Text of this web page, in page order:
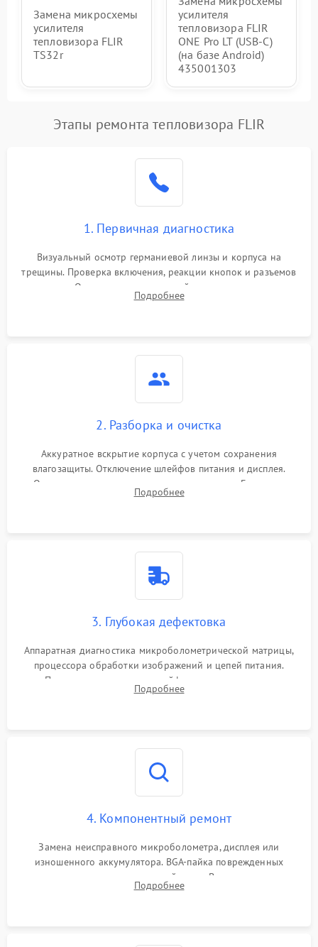
Замена микросхемы
усилителя
тепловизора FLIR
TS32r
усилителя
тепловизора FLIR
ONE Pro LT (USB-C)
(на базе Android)
435001303
Этапы ремонта тепловизора FLIR
1. Первичная диагностика
Визуальный осмотр германиевой линзы и корпуса на
трещины. Проверка включения, реакции кнопок и разъемов
зарядки. Оценка вывода тепловой сигнатуры на экран,
проверка базовых функций и считывание системных
Подробнее
2. Разборка и очистка
Аккуратное вскрытие корпуса с учетом сохранения
влагозащиты. Отключение шлейфов питания и дисплея.
Очистка внутренних плат от окислов и пыли. Бережная
обработка германиевого объектива специализированными
Подробнее
3. Глубокая дефектовка
Аппаратная диагностика микроболометрической матрицы,
процессора обработки изображений и цепей питания.
Проверка целостности шлейфов, модуля памяти и
интерфейсов связи. Выявление сгоревших SMD-компонентов
Подробнее
4. Компонентный ремонт
Замена неисправного микроболометра, дисплея или
изношенного аккумулятора. BGA-пайка поврежденных
контроллеров на материнской плате. Восстановление
разъемов и кнопок, замена поврежденных элементов
Подробнее